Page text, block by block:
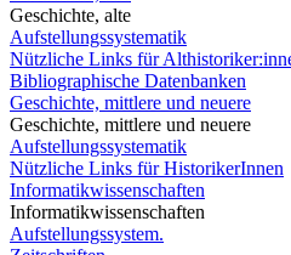
Geschichte, alte
Aufstellungssystematik
Nützliche Links für
Bibliographische Datenbanken
Geschichte, mittlere und neuere
Geschichte, mittlere und neuere
Aufstellungssystematik
Nützliche Links für HistorikerInnen
Informatikwissenschaften
Informatikwissenschaften
Aufstellungssystem.